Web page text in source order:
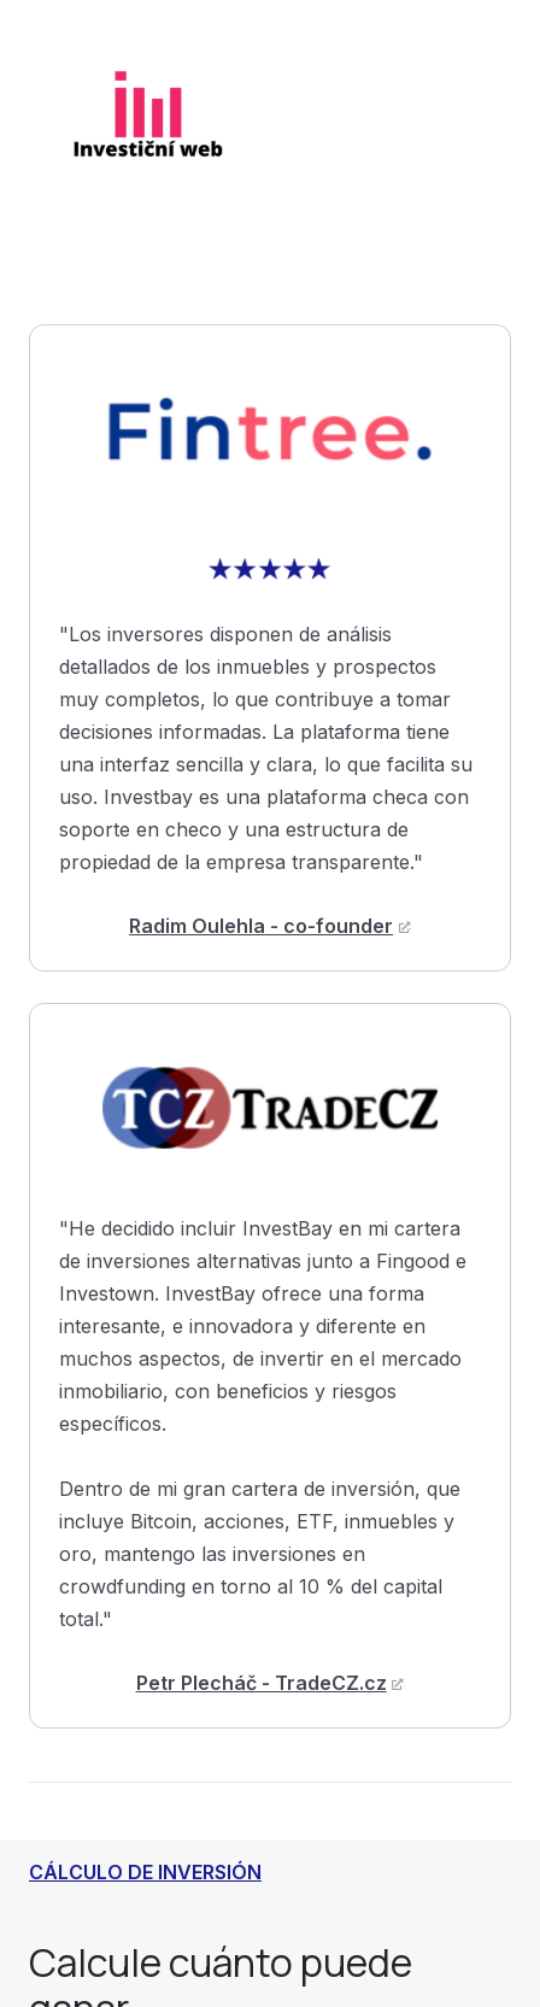
"Los inversores disponen de análisis
detallados de los inmuebles y prospectos
muy completos, lo que contribuye a tomar
decisiones informadas. La plataforma tiene
una interfaz sencilla y clara, lo que facilita su
uso. Investbay es una plataforma checa con
soporte en checo y una estructura de
propiedad de la empresa transparente."
Radim Oulehla - co-founder
"He decidido incluir InvestBay en mi cartera
de inversiones alternativas junto a Fingood e
Investown. InvestBay ofrece una forma
interesante, e innovadora y diferente en
muchos aspectos, de invertir en el mercado
inmobiliario, con beneficios y riesgos
específicos.
Dentro de mi gran cartera de inversión, que
incluye Bitcoin, acciones, ETF, inmuebles y
oro, mantengo las inversiones en
crowdfunding en torno al 10 % del capital
total."
Petr Plecháč - TradeCZ.cz
CÁLCULO DE INVERSIÓN
Calcule cuánto puede